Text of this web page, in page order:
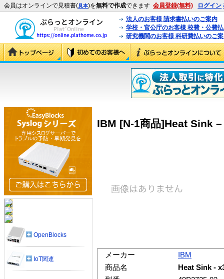
会員はオンラインで見積書(見本)を無料で作成できます 会員登録(無料) ログイン
法人のお客様 請求書払いのご案内
学校・官公庁のお客様 校費・公費
研究機関のお客様 科研費払いのご
IBM [N-1商品]Heat Sink
メーカー
IBM
商品名
Heat Sink -
OpenBlocks
IoT関連